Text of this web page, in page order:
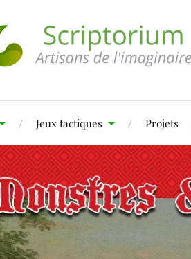
Jeux tactiques Projets